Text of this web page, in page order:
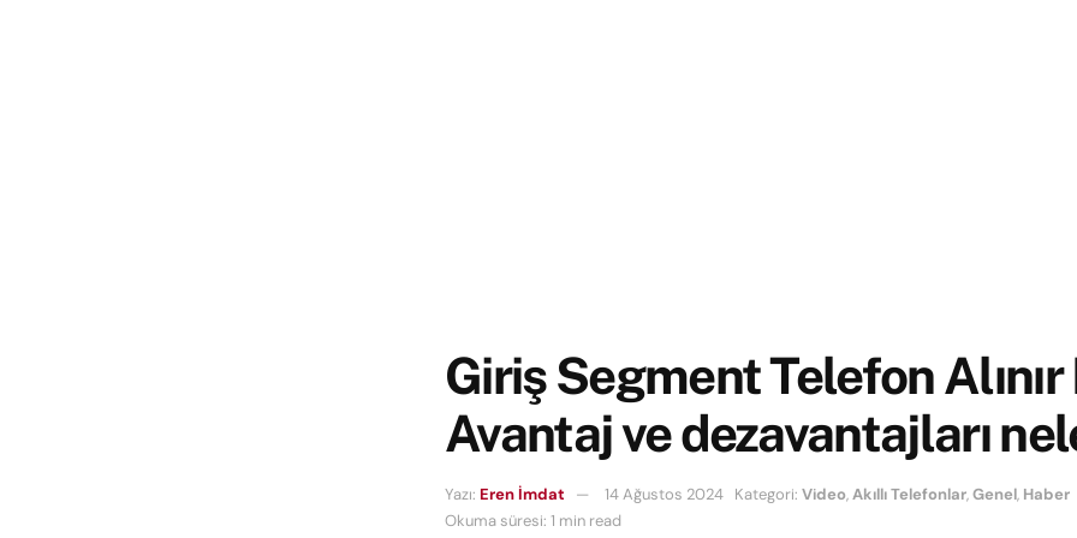
Giriş Segment Telefon Alınır
Avantaj ve dezavantajları
Yazı: Eren İmdat 14 Ağustos 2024 Kategori: Video,Akıllı Telefonlar,Genel, Haber
Okuma süresi: 1 min read